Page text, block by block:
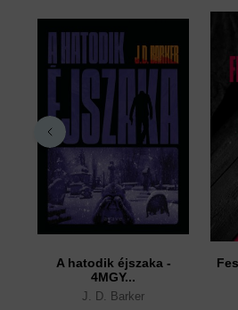
A hatodik éjszaka -
4MGY...
J. D. Barker